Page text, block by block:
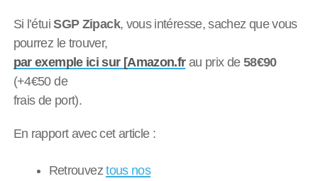
Si l’étuiSGP Zipack, vous intéresse, sachez que vous
pourrez le trouver,
par exemple ici sur [Amazon.frau prix de 58€90
(+4€50 de
frais de port).
En rapport avec cet article :
Retrouveztous nos